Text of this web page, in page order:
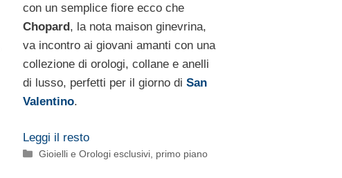
con un semplice fiore ecco che
Chopard, la nota maison ginevrina,
va incontro ai giovani amanti con una
collezione di orologi, collane e anelli
di lusso, perfetti per il giorno di San
Valentino.
Leggi il resto
Categorie
Gioielli e Orologi esclusivi primo piano